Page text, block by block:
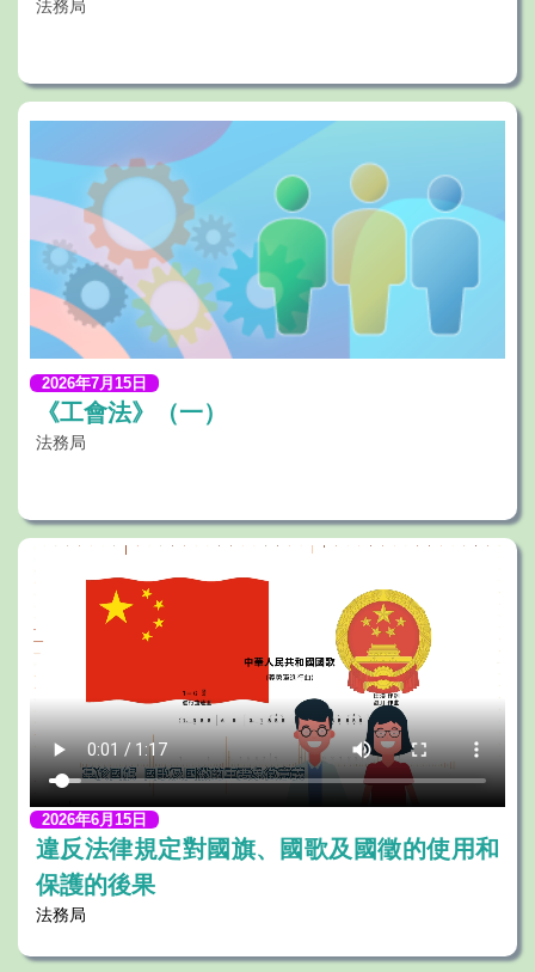
法務局
2026年7月15日
《工會法》（一）
法務局
2026年6月15日
違反法律規定對國旗、國歌及國徵的使用和
保護的後果
法務局